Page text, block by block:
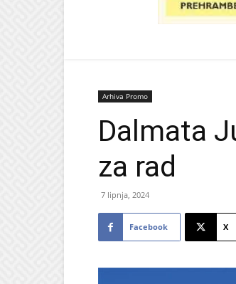
Arhiva Promo
Dalmata
za rad
7 lipnja, 2024
Facebook X